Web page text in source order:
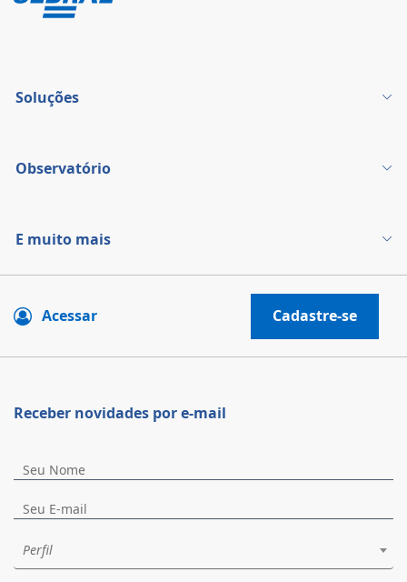
Soluções
Observatório
E muito mais
Acessar Cadastre-se
Receber novidades por e-mail
Perfil